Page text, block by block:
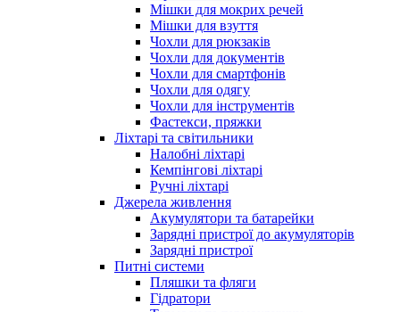
Мішки для мокрих речей
Мішки для взуття
Чохли для рюкзаків
Чохли для документів
Чохли для смартфонів
Чохли для одягу
Чохли для інструментів
Фастекси, пряжки
Ліхтарі та світильники
Налобні ліхтарі
Кемпінгові ліхтарі
Ручні ліхтарі
Джерела живлення
Акумулятори та батарейки
Зарядні пристрої до акумуляторів
Зарядні пристрої
Питні системи
Пляшки та фляги
Гідратори